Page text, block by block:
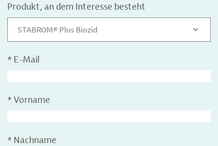
Produkt, an dem Interesse besteht
STABROM® Plus Biozid
* E-Mail
* Vorname
* Nachname